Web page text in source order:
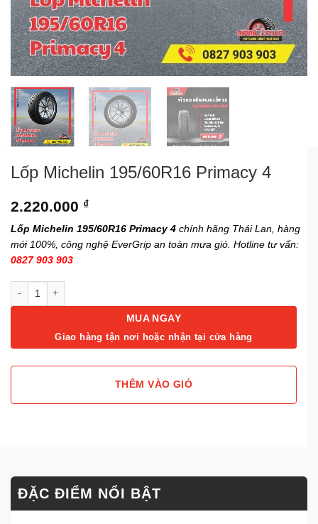
Lốp Michelin 195/60R16 Primacy 4
2.220.000 ₫
Lốp Michelin 195/60R16 Primacy 4 chính hãng Thái Lan, hàng
mới 100%, công nghệ EverGrip an toàn mưa gió. Hotline tư vấn:
0827 903 903
MUA NGAY
Giao hàng tận nơi hoặc nhận tại cửa hàng
THÊM VÀO GIỎ
ĐẶC ĐIỂM NỔI BẬT